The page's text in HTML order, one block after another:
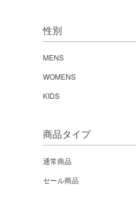
性別
MENS
WOMENS
KIDS
商品タイプ
通常商品
セール商品